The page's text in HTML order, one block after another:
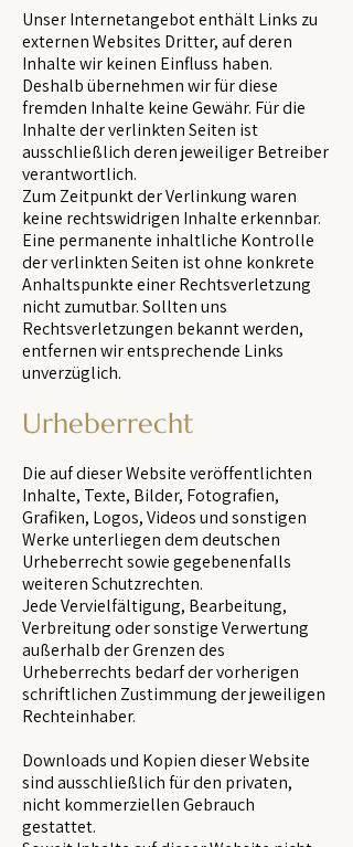
Unser Internetangebot enthält Links zu
externen Websites Dritter, auf deren
Inhalte wir keinen Einfluss haben.
Deshalb übernehmen wir für diese
fremden Inhalte keine Gewähr. Für die
Inhalte der verlinkten Seiten ist
ausschließlich deren jeweiliger Betreiber
verantwortlich.
Zum Zeitpunkt der Verlinkung waren
keine rechtswidrigen Inhalte erkennbar.
Eine permanente inhaltliche Kontrolle
der verlinkten Seiten ist ohne konkrete
Anhaltspunkte einer Rechtsverletzung
nicht zumutbar. Sollten uns
Rechtsverletzungen bekannt werden,
entfernen wir entsprechende Links
unverzüglich.
Urheberrecht
Die auf dieser Website veröffentlichten
Inhalte, Texte, Bilder, Fotografien,
Grafiken, Logos, Videos und sonstigen
Werke unterliegen dem deutschen
Urheberrecht sowie gegebenenfalls
weiteren Schutzrechten.
Jede Vervielfältigung, Bearbeitung,
Verbreitung oder sonstige Verwertung
außerhalb der Grenzen des
Urheberrechts bedarf der vorherigen
schriftlichen Zustimmung der jeweiligen
Rechteinhaber.
Downloads und Kopien dieser Website
sind ausschließlich für den privaten,
nicht kommerziellen Gebrauch
gestattet.